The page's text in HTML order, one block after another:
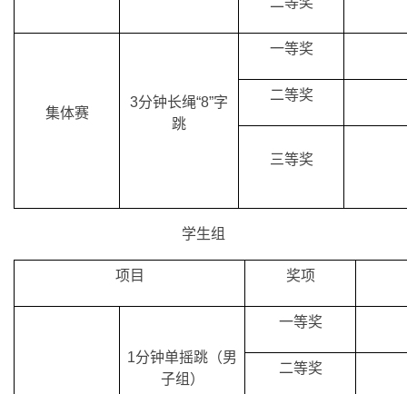
集体赛
3分钟长绳“8”字
跳
一等奖
二等奖
三等奖
学生组
项目 奖项
1分钟单摇跳（男
子组）
一等奖
二等奖